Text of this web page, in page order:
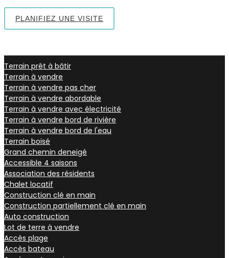
PLANIFIEZ UNE VISITE
Terrain prêt à bâtir
Terrain à vendre
Terrain à vendre pas cher
Terrain à vendre abordable
Terrain à vendre avec électricité
Terrain à vendre bord de rivière
Terrain à vendre bord de l'eau
Terrain boisé
Grand chemin deneigé
Accessible 4 saisons
Association des résidents
Chalet locatif
Construction clé en main
Construction partiellement clé en main
Auto construction
Lot de terre à vendre
Accès plage
Accès bateau